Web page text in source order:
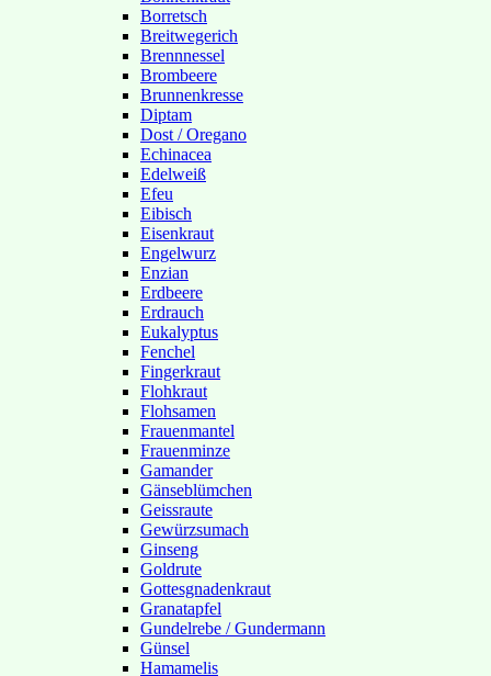
Borretsch
Breitwegerich
Brennnessel
Brombeere
Brunnenkresse
Diptam
Dost / Oregano
Echinacea
Edelweiß
Efeu
Eibisch
Eisenkraut
Engelwurz
Enzian
Erdbeere
Erdrauch
Eukalyptus
Fenchel
Fingerkraut
Flohkraut
Flohsamen
Frauenmantel
Frauenminze
Gamander
Gänseblümchen
Geissraute
Gewürzsumach
Ginseng
Goldrute
Gottesgnadenkraut
Granatapfel
Gundelrebe / Gundermann
Günsel
Hamamelis